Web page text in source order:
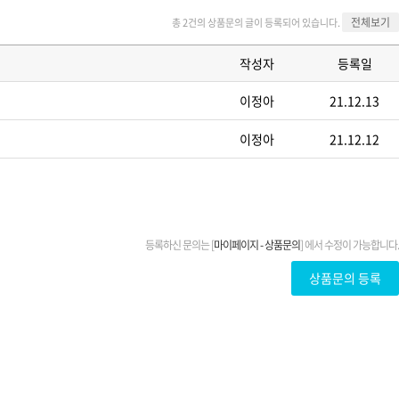
총 2건의 상품문의 글이 등록되어 있습니다. 전체보기
작성자 등록일
이정아 21.12.13
이정아 21.12.12
등록하신 문의는 [마이페이지 - 상품문의] 에서 수정이 가능합니다.
상품문의 등록